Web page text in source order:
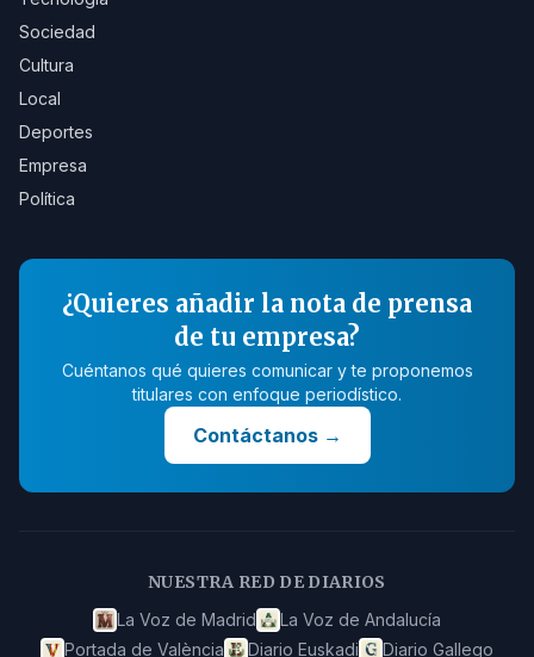
Sociedad
Cultura
Local
Deportes
Empresa
Política
¿Quieres añadir la nota de prensa
de tu empresa?
Cuéntanos qué quieres comunicar y te proponemos
titulares con enfoque periodístico.
Contáctanos→
NUESTRA RED DE DIARIOS
La Voz de Madrid
La Voz de Andalucía
Portada de València
Diario Euskadi Diario Gallego